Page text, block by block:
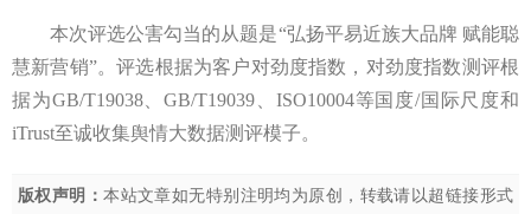
本次评选公害勾当的从题是“弘扬平易近族大品牌 赋能聪
慧新营销”。评选根据为客户对劲度指数，对劲度指数测评根
据为GB/T19038、GB/T19039、ISO10004等国度/国际尺度和
iTrust至诚收集舆情大数据测评模子。
版权声明：本站文章如无特别注明均为原创，转载请以超链接形式